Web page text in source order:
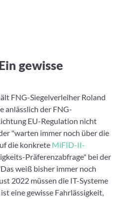
gewisse
FNG-Siegelverleiher Roland
anlässlich der FNG-
EU-Regulation nicht
"warten immer noch über die
die konkrete MiFID-II-
Präferenzabfrage" bei der
weiß bisher immer noch
2022 müssen die IT-Systeme
eine gewisse Fahrlässigkeit,